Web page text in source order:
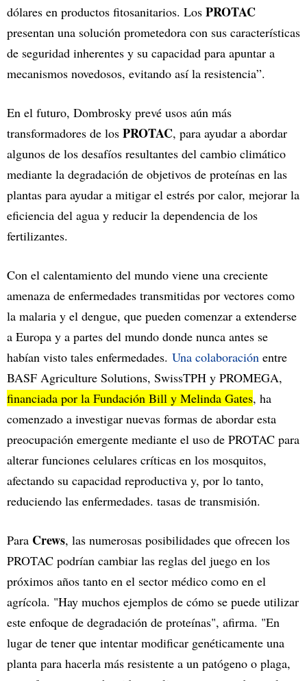
dólares en productos fitosanitarios. Los PROTAC
presentan una solución prometedora con sus características
de seguridad inherentes y su capacidad para apuntar a
mecanismos novedosos, evitando así la resistencia”.
En el futuro, Dombrosky prevé usos aún más
transformadores de los PROTAC, para ayudar a abordar
algunos de los desafíos resultantes del cambio climático
mediante la degradación de objetivos de proteínas en las
plantas para ayudar a mitigar el estrés por calor, mejorar la
eficiencia del agua y reducir la dependencia de los
fertilizantes.
Con el calentamiento del mundo viene una creciente
amenaza de enfermedades transmitidas por vectores como
la malaria y el dengue, que pueden comenzar a extenderse
a Europa y a partes del mundo donde nunca antes se
habían visto tales enfermedades. Una colaboración entre
BASF Agriculture Solutions, SwissTPH y PROMEGA,
financiada por la Fundación Bill y Melinda Gates, ha
comenzado a investigar nuevas formas de abordar esta
preocupación emergente mediante el uso de PROTAC para
alterar funciones celulares críticas en los mosquitos,
afectando su capacidad reproductiva y, por lo tanto,
reduciendo las enfermedades. tasas de transmisión.
Para Crews, las numerosas posibilidades que ofrecen los
PROTAC podrían cambiar las reglas del juego en los
próximos años tanto en el sector médico como en el
agrícola. "Hay muchos ejemplos de cómo se puede utilizar
este enfoque de degradación de proteínas", afirma. "En
lugar de tener que intentar modificar genéticamente una
planta para hacerla más resistente a un patógeno o plaga,